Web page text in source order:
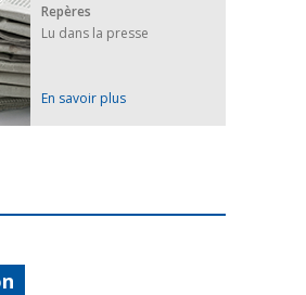
Repères
Lu dans la presse
En savoir plus